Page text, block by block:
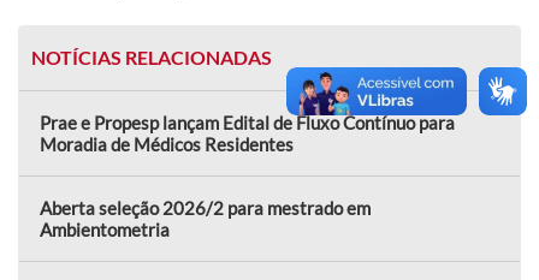
NOTÍCIAS RELACIONADAS
Prae e Propesp lançam Edital de Fluxo Contínuo para
Moradia de Médicos Residentes
Aberta seleção 2026/2 para mestrado em
Ambientometria